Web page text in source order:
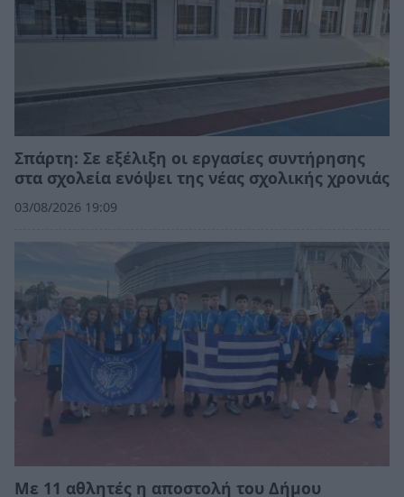
Σπάρτη: Σε εξέλιξη οι εργασίες συντήρησης
στα σχολεία ενόψει της νέας σχολικής χρονιάς
03/08/2026 19:09
Με 11 αθλητές η αποστολή του Δήμου